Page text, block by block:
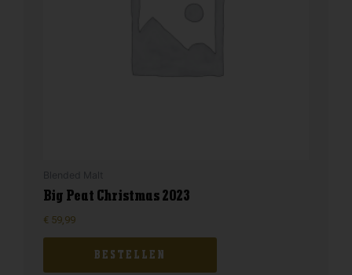
Big Peat Christmas 2023
€ 59,99
BESTELLEN